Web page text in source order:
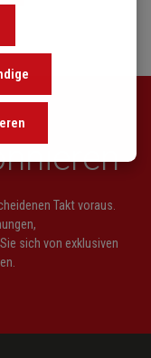
Takt voraus.
sich von exklusiven